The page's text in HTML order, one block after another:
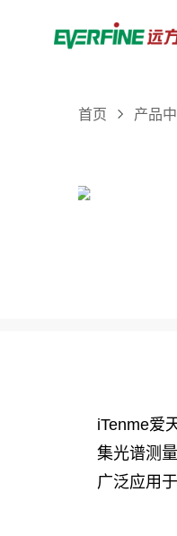
首页 产品
iTenme爱
集光谱测
广泛应用